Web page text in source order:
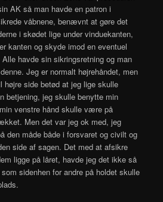
AK så man havde en patron i
våbnene, benævnt at gøre det
i skødet lige under vinduekanten,
kanten og skyde imod en eventuel
havde sin sikringsretning og man
Jeg er normalt højrehåndet, men
højre side betød at jeg lige skulle
betjening, jeg skulle benytte min
venstre hånd skulle være på
Men det var jeg ok med, jeg
den måde både i forsvaret og civilt og
side af sagen. Det med at afsikre
ligge på låret, havde jeg det ikke så
sidenhen for andre på holdet skulle